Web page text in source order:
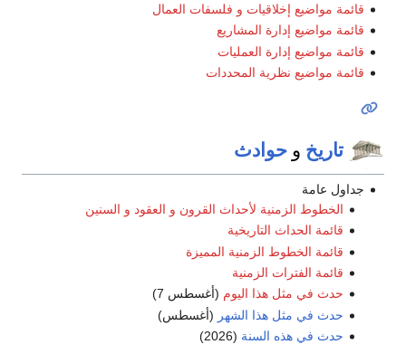
قائمة مواضيع إخلاقيات و فلسفات العمال
قائمة مواضيع إدارة المشاريع
قائمة مواضيع إدارة العمليات
قائمة مواضيع نظرية المحددات
تاريخ و حوادث
جداول عامة
الخطوط الزمنية لأحداث القرون و العقود و السنين
قائمة الحداث التاريخية
قائمة الخطوط الزمنية المميزة
قائمة الفترات الزمنية
حدث في مثل هذا اليوم (أغسطس 7)
حدث في مثل هذا الشهر (أغسطس)
حدث في هذه السنة (2026)